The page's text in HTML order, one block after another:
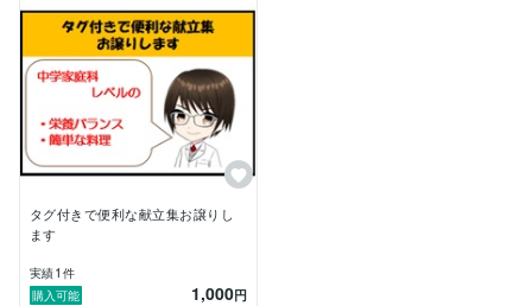
こんな方におすすめです
・献立づくりの手間を減らしたい
・自炊をもっとラクに楽しく続けたい
・自分に合った食の選択を知りたい
ちょっとした悩みからでもお気軽にご相談ください。
あなた専属の食の伴走者として丁寧に対応いたします。
【管理栄養士名簿登録番号　第120442号】
タグ付きで便利な献立集お譲りし
ます
実績1 件
購入可能
1,000円